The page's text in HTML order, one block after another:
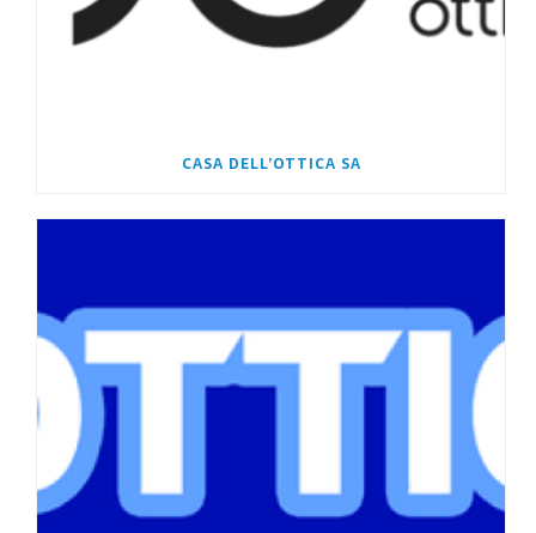
CASA DELL’OTTICA SA